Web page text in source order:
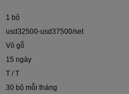
1 bộ
usd32500-usd37500/set
Vỏ gỗ
15 ngày
T / T
30 bộ mỗi tháng